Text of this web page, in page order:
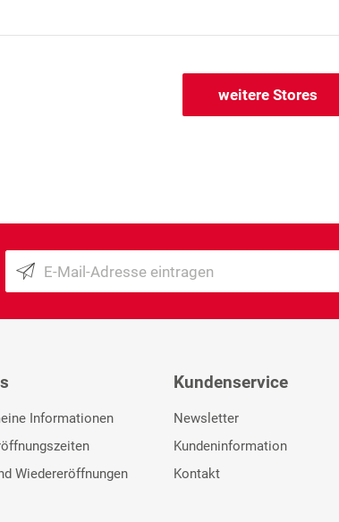
weitere Stores
Informationen
Wiedereröffnungen
Kundenservice
Newsletter
Kundeninformation
Kontakt